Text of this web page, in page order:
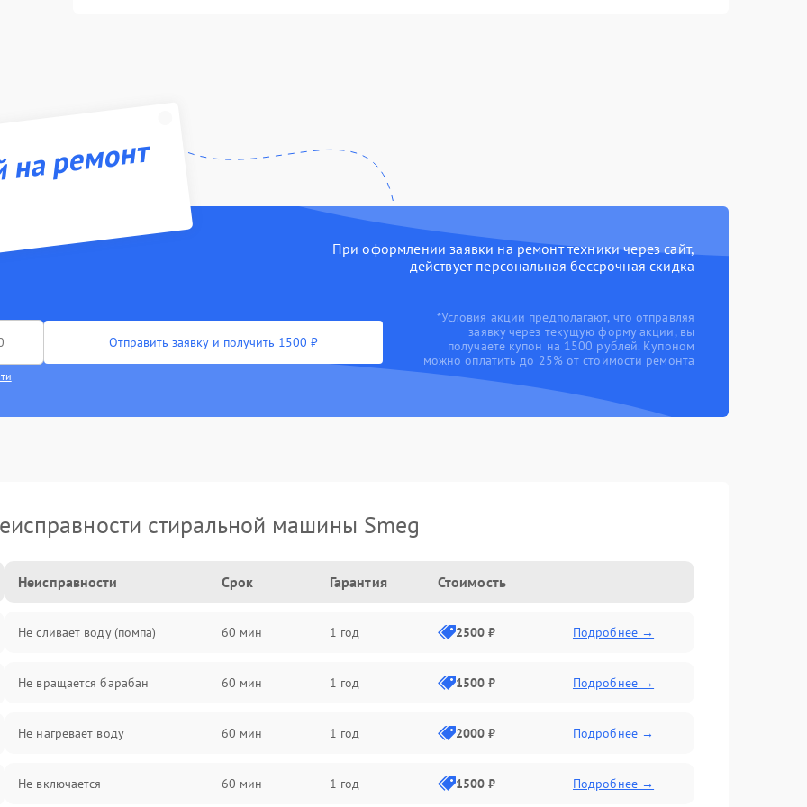
ремонт
При оформлении заявки на ремонт техники через сайт,
действует персональная бессрочная скидка
Отправить заявку и получить 1500 ₽
*Условия акции предполагают, что отправляя
заявку через текущую форму акции, вы
получаете купон на 1500 рублей. Купоном
можно оплатить до 25% от стоимости ремонта
стиральной машины Smeg
Неисправности Срок Гарантия Стоимость
Не сливает воду (помпа) 60 мин 1 год 2500 ₽ Подробнее →
Не вращается барабан 60 мин 1 год 1500 ₽ Подробнее →
Не нагревает воду 60 мин 1 год 2000 ₽ Подробнее →
Не включается 60 мин 1 год 1500 ₽ Подробнее →